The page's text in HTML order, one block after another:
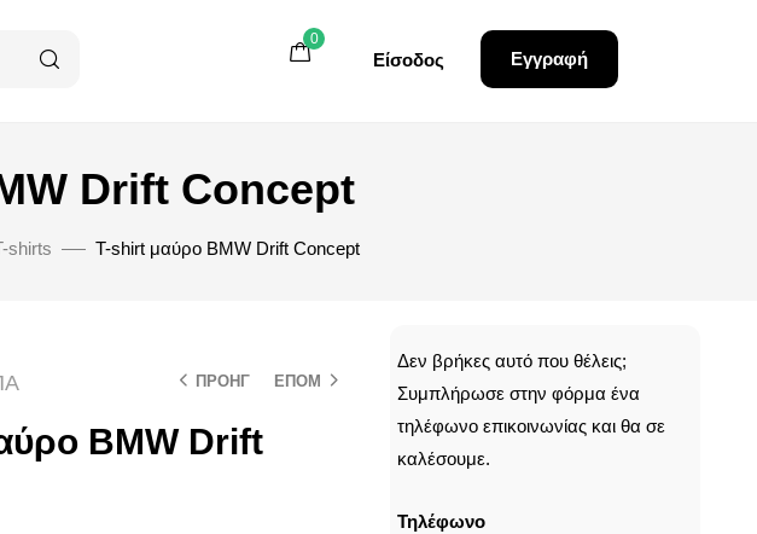
0
Είσοδος Εγγραφή
0
Είσοδος Εγγραφή
Drift Concept
shirts T-shirt μαύρο BMW Drift Concept
ΠΡΟΗΓ ΕΠΟΜ
BMW Drift
Δεν βρήκες αυτό που θέλεις;
Συμπλήρωσε στην φόρμα ένα
τηλέφωνο επικοινωνίας και θα σε
καλέσουμε.
Τηλέφωνο